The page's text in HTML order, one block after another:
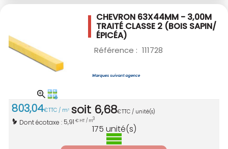
CHEVRON 63X44MM - 3,00M
TRAITÉ CLASSE 2 (BOIS SAPIN/
ÉPICÉA)
Référence : 111728
803,04€TTC / m3 soit 6,68€TTC / unité(s)
Dont écotaxe : 5,91 € HT / m3
175 unité(s)